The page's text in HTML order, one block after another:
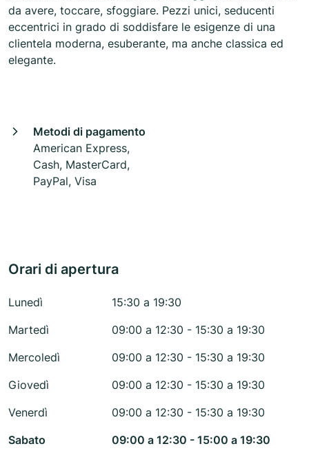
da avere, toccare, sfoggiare. Pezzi unici, seducenti
eccentrici in grado di soddisfare le esigenze di una
clientela moderna, esuberante, ma anche classica ed
elegante.
Metodi di pagamento
American Express,
Cash, MasterCard,
PayPal, Visa
Orari di apertura
Lunedì
15:30 a 19:30
Martedì
09:00 a 12:30 - 15:30 a 19:30
Mercoledì
09:00 a 12:30 - 15:30 a 19:30
Giovedì
09:00 a 12:30 - 15:30 a 19:30
Venerdì
09:00 a 12:30 - 15:30 a 19:30
Sabato
09:00 a 12:30 - 15:00 a 19:30